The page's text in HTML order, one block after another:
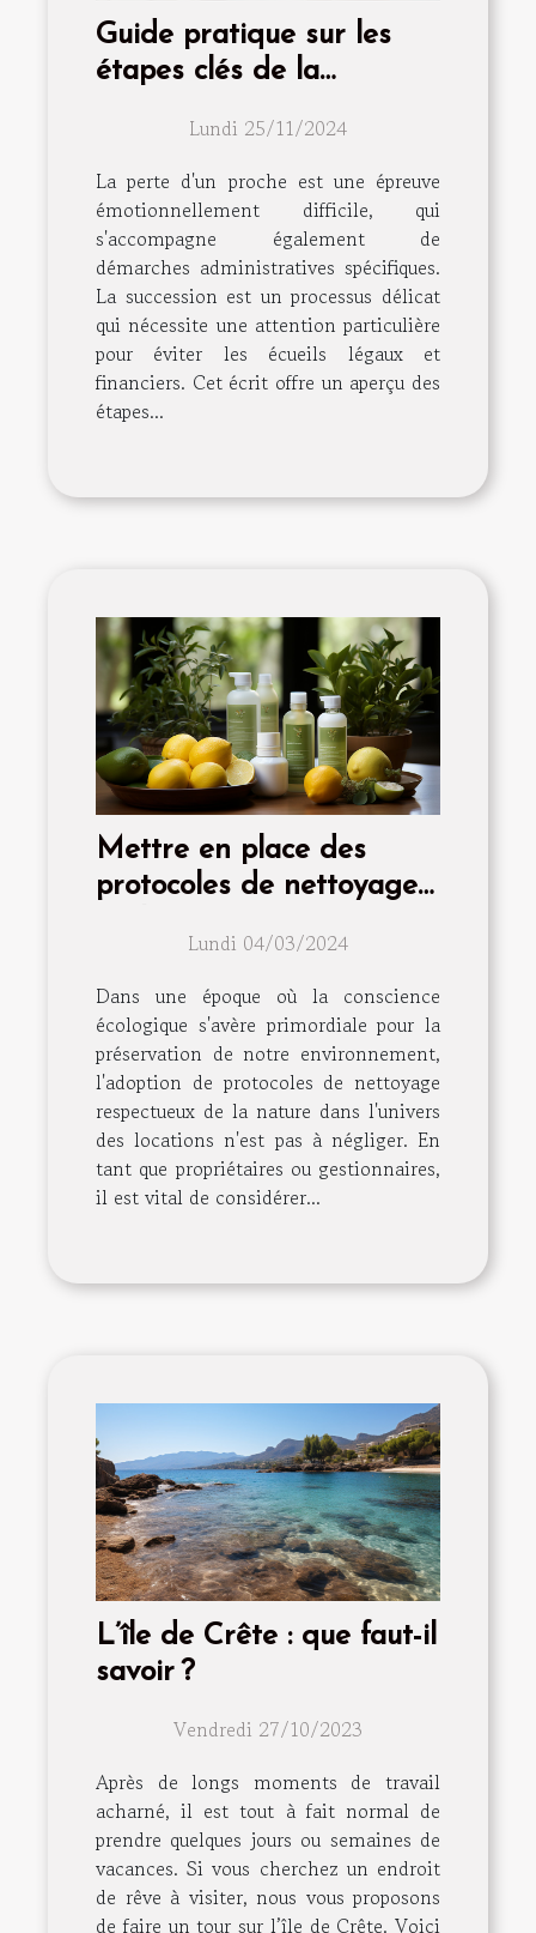
Guide pratique sur les
étapes clés de la
Lundi 25/11/2024
La perte d'un proche est une épreuve
émotionnellement difficile, qui
s'accompagne également de
démarches administratives spécifiques.
La succession est un processus délicat
qui nécessite une attention particulière
pour éviter les écueils légaux et
financiers. Cet écrit offre un aperçu des
étapes...
Mettre en place des
protocoles de nettoyage
locationsLundi 04/03/2024
Dans une époque où la conscience
écologique s'avère primordiale pour la
préservation de notre environnement,
l'adoption de protocoles de nettoyage
respectueux de la nature dans l'univers
des locations n'est pas à négliger. En
tant que propriétaires ou gestionnaires,
il est vital de considérer...
L’île de Crête : que faut-il
savoir ?
Vendredi 27/10/2023
Après de longs moments de travail
acharné, il est tout à fait normal de
prendre quelques jours ou semaines de
vacances. Si vous cherchez un endroit
de rêve à visiter, nous vous proposons
de faire un tour sur l’île de Crête. Voici